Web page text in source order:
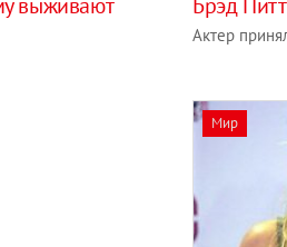
выживают
Брэд
Актер
Мир